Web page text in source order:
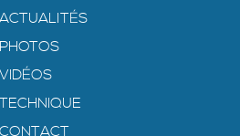
ACTUALITÉS
PHOTOS
VIDÉOS
TECHNIQUE
CONTACT